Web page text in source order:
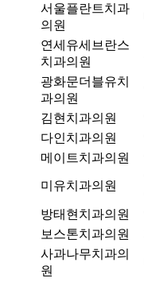
서울플란트치과
의원
연세유세브란스
치과의원
광화문더블유치
과의원
김현치과의원
다인치과의원
메이트치과의원
미유치과의원
방태현치과의원
보스톤치과의원
사과나무치과의
원